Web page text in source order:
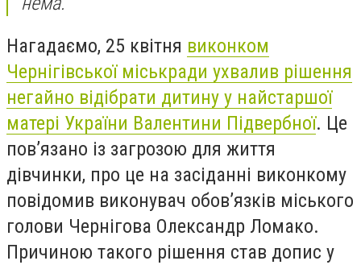
Нагадаємо, 25 квітня виконком
Чернігівської міськради ухвалив рішення
негайно відібрати дитину у найстаршої
матері України Валентини Підвербної. Це
пов’язано із загрозою для життя
дівчинки, про це на засіданні виконкому
повідомив виконувач обов’язків міського
голови Чернігова Олександр Ломако.
Причиною такого рішення став допис у